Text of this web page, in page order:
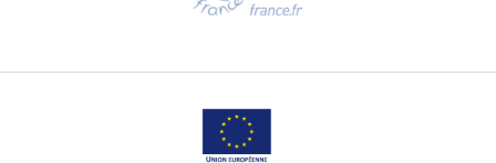
Sprechen Sie uns per E-Mail an